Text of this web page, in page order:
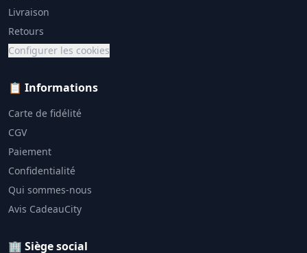
Livraison
Retours
Configurer les cookies
📋 Informations
Carte de fidélité
CGV
Paiement
Confidentialité
Qui sommes-nous
Avis CadeauCity
🏢 Siège social